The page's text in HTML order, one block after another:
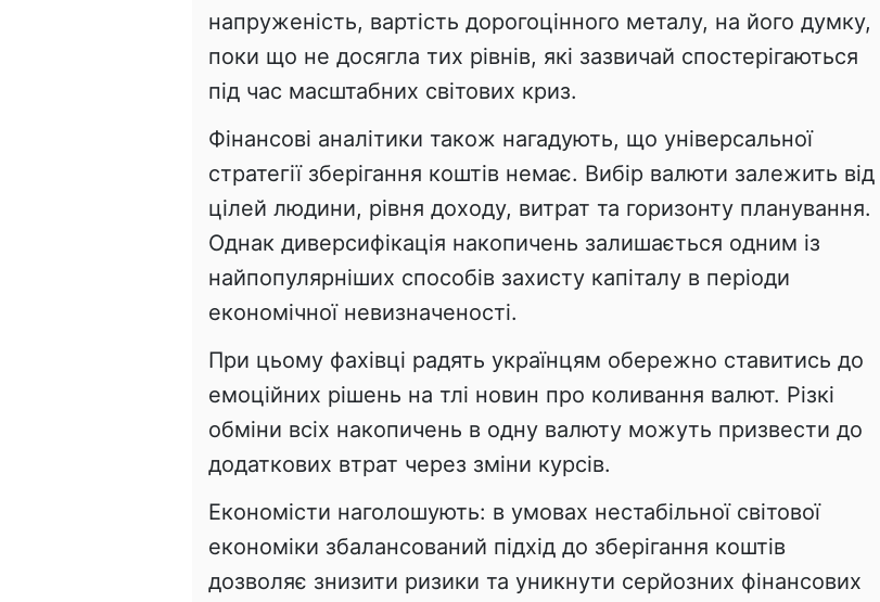
напруженість, вартість дорогоцінного металу, на його думку,
поки що не досягла тих рівнів, які зазвичай спостерігаються
під час масштабних світових криз.
Фінансові аналітики також нагадують, що універсальної
стратегії зберігання коштів немає. Вибір валюти залежить від
цілей людини, рівня доходу, витрат та горизонту планування.
Однак диверсифікація накопичень залишається одним із
найпопулярніших способів захисту капіталу в періоди
економічної невизначеності.
При цьому фахівці радять українцям обережно ставитись до
емоційних рішень на тлі новин про коливання валют. Різкі
обміни всіх накопичень в одну валюту можуть призвести до
додаткових втрат через зміни курсів.
Економісти наголошують: в умовах нестабільної світової
економіки збалансований підхід до зберігання коштів
дозволяє знизити ризики та уникнути серйозних фінансових